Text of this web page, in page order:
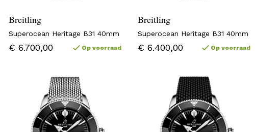
Breitling
Superocean Heritage B31 40mm
€ 6.700,00 Op voorraad
Breitling
Superocean Heritage B31 40mm
€ 6.400,00 Op voorraad